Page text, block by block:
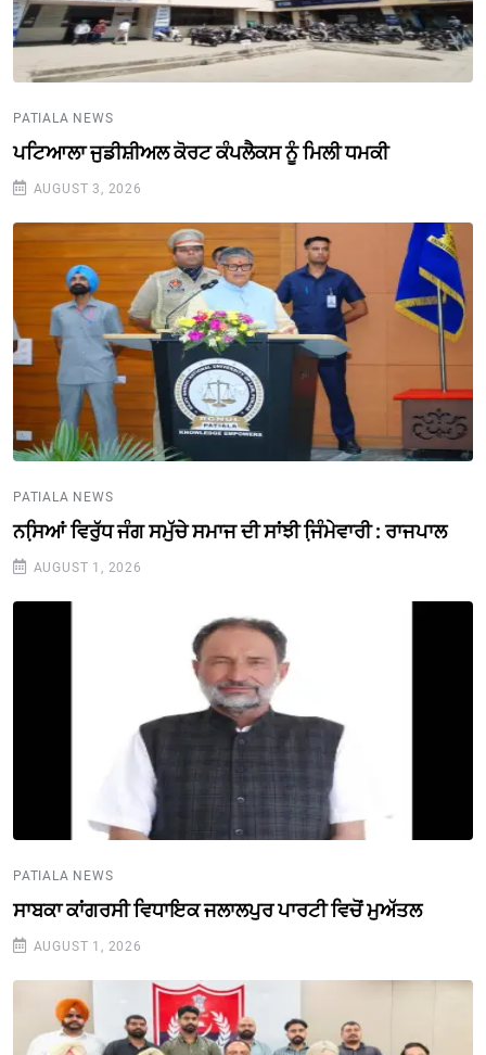
PATIALA NEWS
ਪਟਿਆਲਾ ਜੁਡੀਸ਼ੀਅਲ ਕੋਰਟ ਕੰਪਲੈਕਸ ਨੂੰ ਮਿਲੀ ਧਮਕੀ
AUGUST 3, 2026
PATIALA NEWS
ਨਸਿ਼ਆਂ ਵਿਰੁੱਧ ਜੰਗ ਸਮੁੱਚੇ ਸਮਾਜ ਦੀ ਸਾਂਝੀ ਜਿ਼ੰਮੇਵਾਰੀ : ਰਾਜਪਾਲ
AUGUST 1, 2026
PATIALA NEWS
ਸਾਬਕਾ ਕਾਂਗਰਸੀ ਵਿਧਾਇਕ ਜਲਾਲਪੁਰ ਪਾਰਟੀ ਵਿਚੋਂ ਮੁਅੱਤਲ
AUGUST 1, 2026